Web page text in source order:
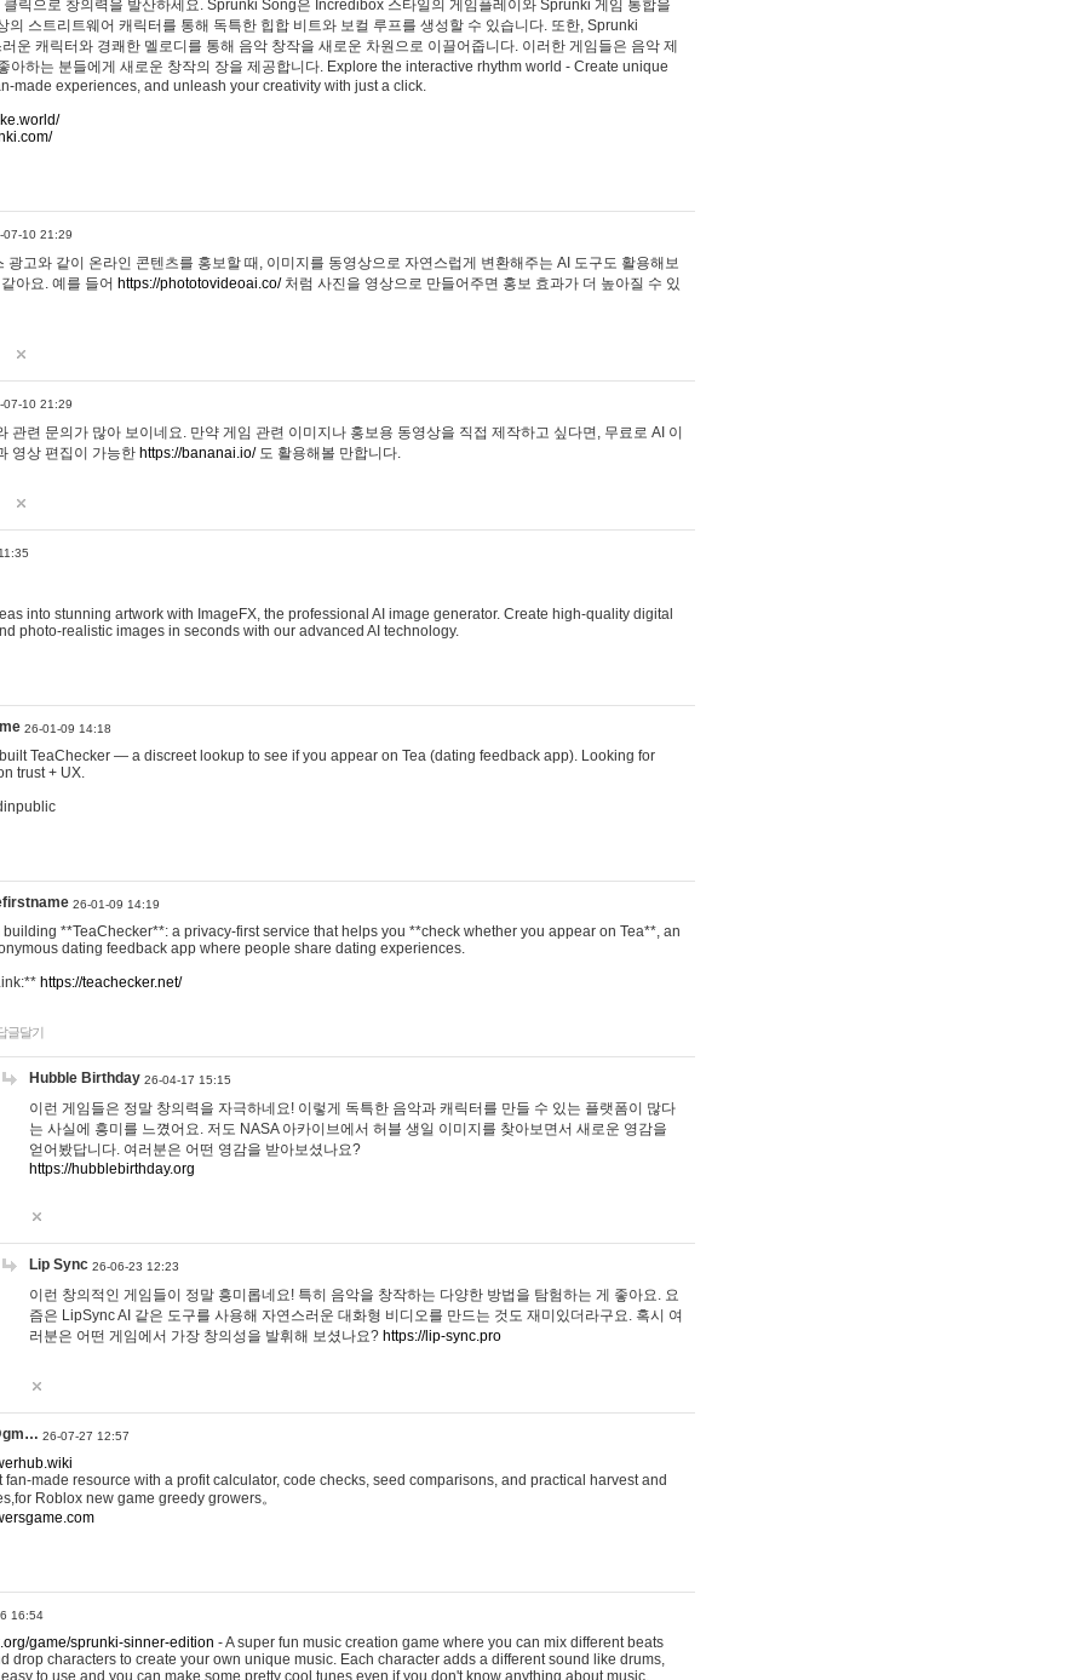
클릭으로 창의력을 발산하세요. Sprunki Song은 Incredibox 스타일의 게임플레이와 Sprunki 게임 통합을
의 스트리트웨어 캐릭터를 통해 독특한 힙합 비트와 보컬 루프를 생성할 수 있습니다. 또한, Sprunki
운 캐릭터와 경쾌한 멜로디를 통해 음악 창작을 새로운 차원으로 이끌어줍니다. 이러한 게임들은 음악 제
아하는 분들에게 새로운 창작의 장을 제공합니다. Explore the interactive rhythm world - Create unique
made experiences, and unleash your creativity with just a click.
07-10 21:29
광고와 같이 온라인 콘텐츠를 홍보할 때, 이미지를 동영상으로 자연스럽게 변환해주는 AI 도구도 활용해보
아요. 예를 들어 https://phototovideoai.co/처럼 사진을 영상으로 만들어주면 홍보 효과가 더 높아질 수 있
07-10 21:29
관련 문의가 많아 보이네요. 만약 게임 관련 이미지나 홍보용 동영상을 직접 제작하고 싶다면, 무료로 AI 이
영상 편집이 가능한 https://bananai.io/도 활용해볼 만합니다.
into stunning artwork with ImageFX, the professional AI image generator. Create high-quality digital
photo-realistic images in seconds with our advanced AI technology.
26-01-09 14:18
TeaChecker — a discreet lookup to see if you appear on Tea (dating feedback app). Looking for
trust + UX.
26-01-09 14:19
building **TeaChecker**: a privacy-first service that helps you **check whether you appear on Tea**, an
dating feedback app where people share dating experiences.
https://teachecker.net/
글달기
Hubble Birthday 26-04-17 15:15
이런 게임들은 정말 창의력을 자극하네요! 이렇게 독특한 음악과 캐릭터를 만들 수 있는 플랫폼이 많다
는 사실에 흥미를 느꼈어요. 저도 NASA 아카이브에서 허블 생일 이미지를 찾아보면서 새로운 영감을
얻어봤답니다. 여러분은 어떤 영감을 받아보셨나요?
https://hubblebirthday.org
Lip Sync 26-06-23 12:23
이런 창의적인 게임들이 정말 흥미롭네요! 특히 음악을 창작하는 다양한 방법을 탐험하는 게 좋아요. 요
즘은 LipSync AI 같은 도구를 사용해 자연스러운 대화형 비디오를 만드는 것도 재미있더라구요. 혹시 여
러분은 어떤 게임에서 가장 창의성을 발휘해 보셨나요? https://lip-sync.pro
26-07-27 12:57
made resource with a profit calculator, code checks, seed comparisons, and practical harvest and
Roblox new game greedy growers。
16:54
game/sprunki-sinner-edition - A super fun music creation game where you can mix different beats
drop characters to create your own unique music. Each character adds a different sound like drums,
to use and you can make some pretty cool tunes even if you don't know anything about music.